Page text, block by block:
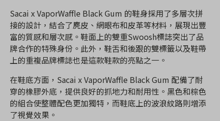
Sacai x VaporWaffle Black Gum 的鞋身採用了多層次拼
接的設計，結合了麂皮、網眼布和皮革等材料，展現出豐
富的質感和層次感。鞋面上的雙重Swoosh標誌突出了品
牌合作的特殊身份。此外，鞋舌和後跟的雙標籤以及鞋帶
上的重複品牌標誌也是這款鞋款的亮點之一。
在鞋底方面，Sacai x VaporWaffle Black Gum 配備了耐
穿的橡膠外底，提供良好的抓地力和耐用性。黑色和棕色
的組合使整體配色更加獨特，而鞋底上的波浪紋路則增添
了視覺效果。